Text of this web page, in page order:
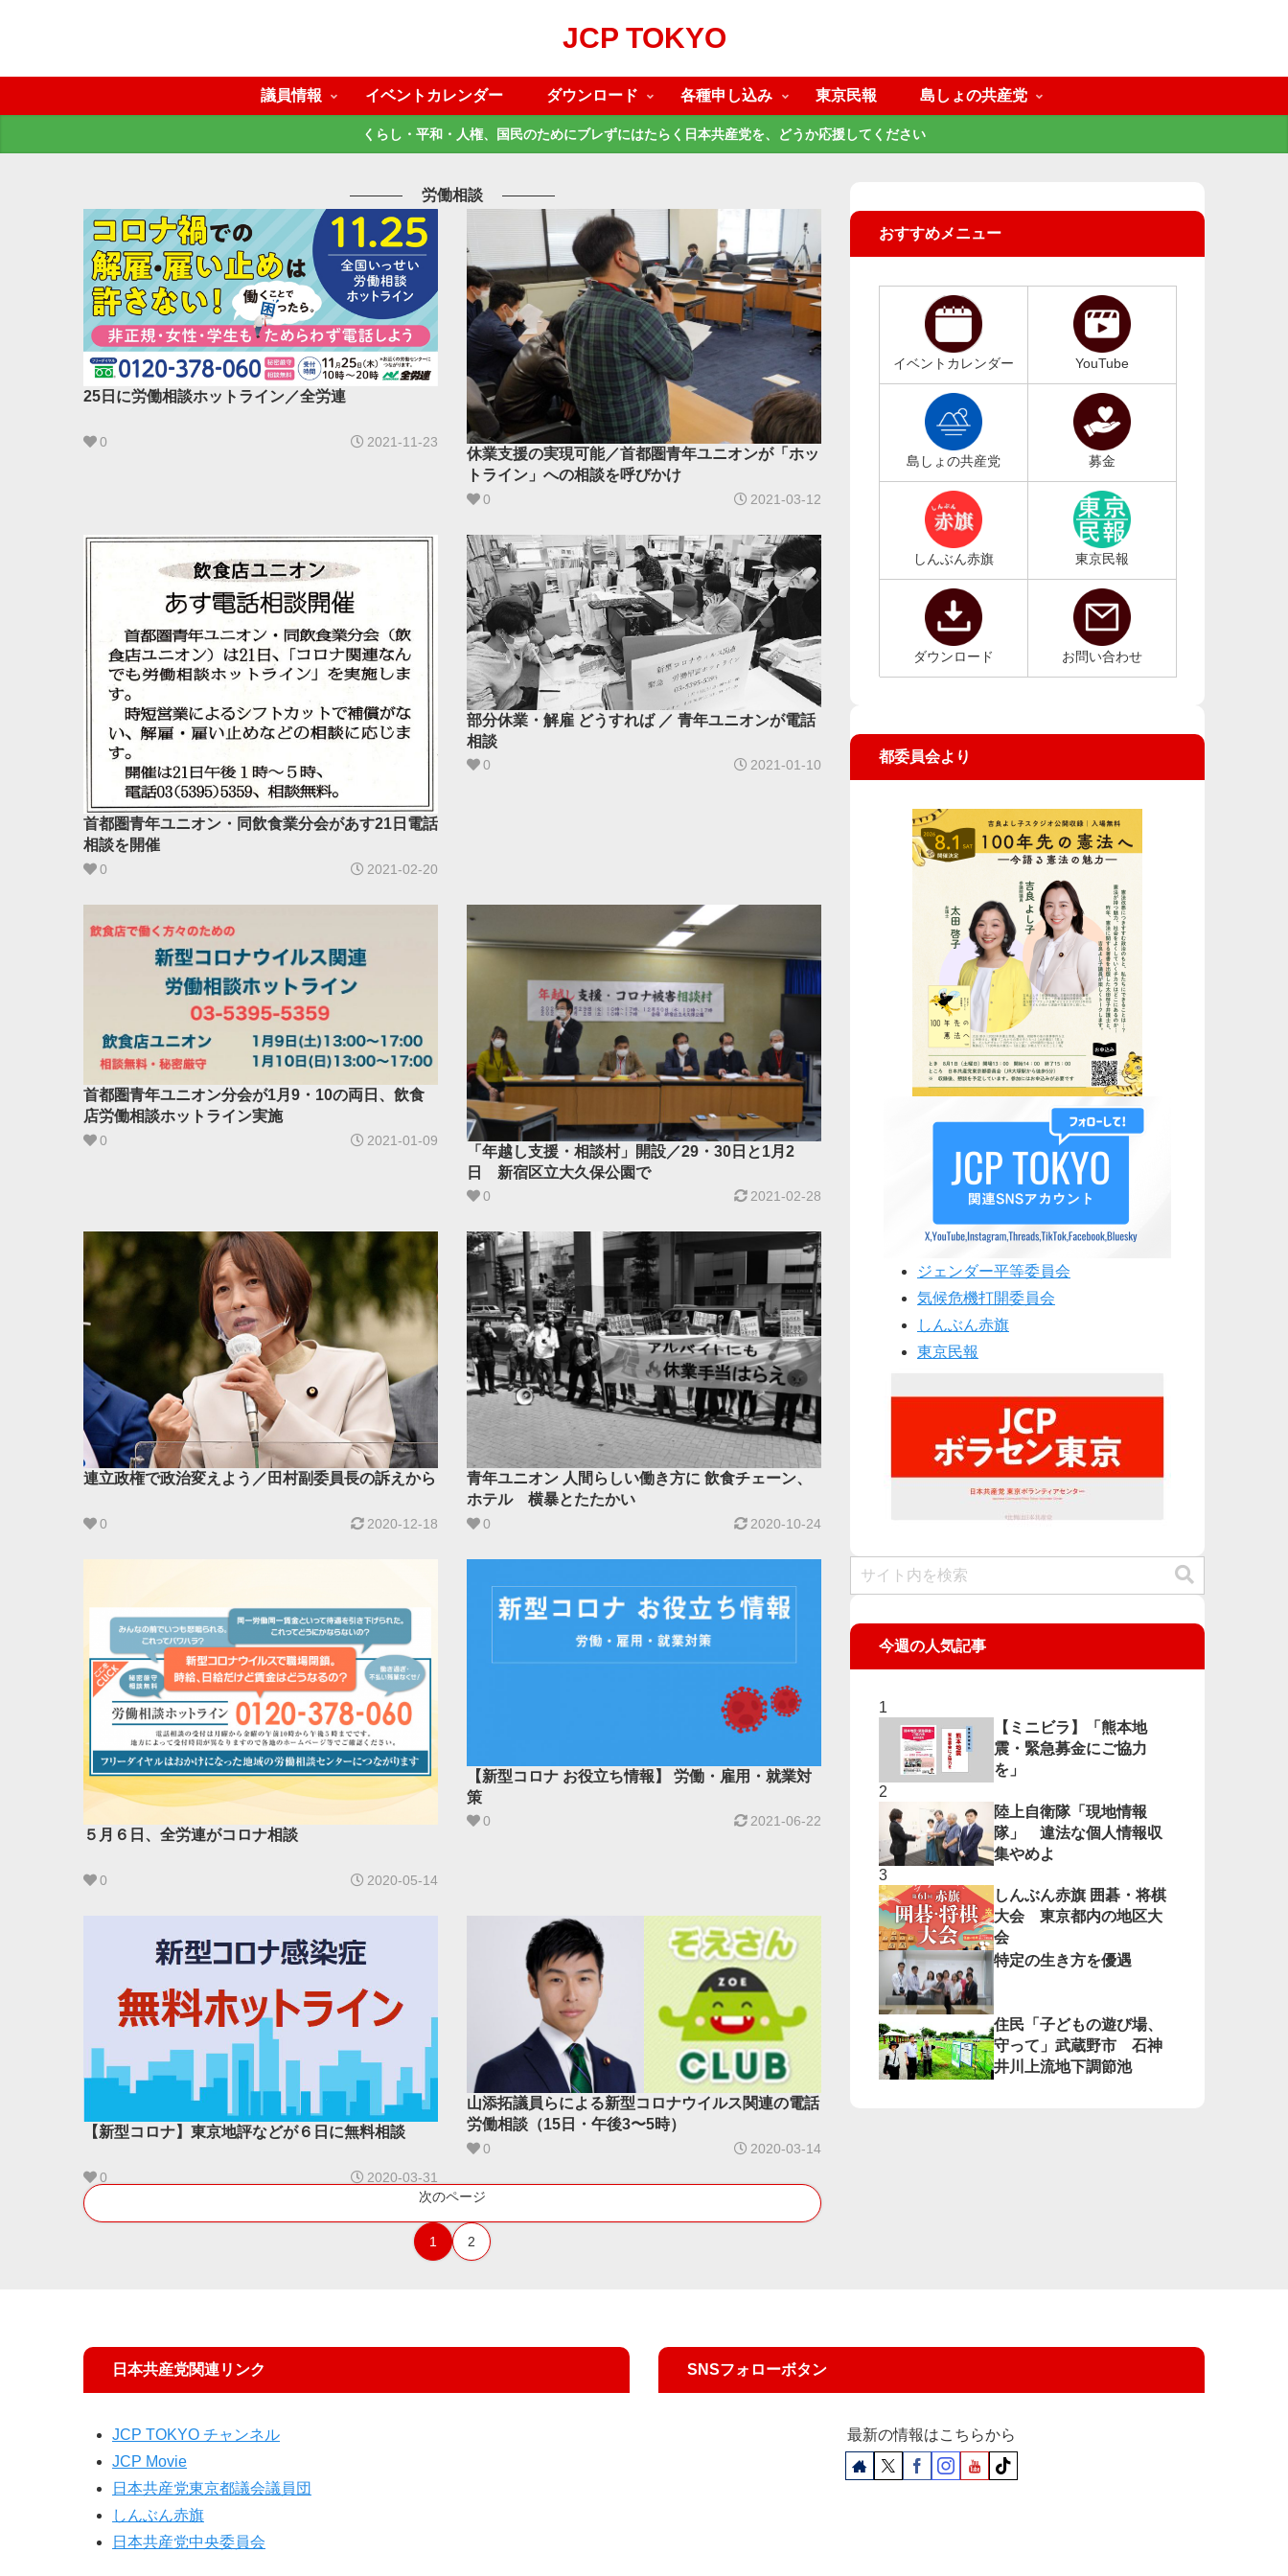
JCP TOKYO
議員情報 イベントカレンダー ダウンロード 各種申し込み 東京民報 島しょの共産党
くらし・平和・人権、国民のためにブレずにはたらく日本共産党を、どうか応援してください
労働相談
25日に労働相談ホットライン／全労連
0 2021-11-23
休業支援の実現可能／首都圏青年ユニオンが「ホッ
トライン」への相談を呼びかけ
0 2021-03-12
首都圏青年ユニオン・同飲食業分会があす21日電話
相談を開催
0 2021-02-20
部分休業・解雇 どうすれば ／ 青年ユニオンが電話
相談
0 2021-01-10
首都圏青年ユニオン分会が1月9・10の両日、飲食
店労働相談ホットライン実施
0 2021-01-09
「年越し支援・相談村」開設／29・30日と1月2
日 新宿区立大久保公園で
0 2021-02-28
連立政権で政治変えよう／田村副委員長の訴えから
0 2020-12-18
青年ユニオン 人間らしい働き方に 飲食チェーン、
ホテル 横暴とたたかい
0 2020-10-24
５月６日、全労連がコロナ相談
0 2020-05-14
【新型コロナ お役立ち情報】 労働・雇用・就業対
策
0 2021-06-22
【新型コロナ】東京地評などが６日に無料相談
0 2020-03-31
山添拓議員らによる新型コロナウイルス関連の電話
労働相談（15日・午後3〜5時）
0 2020-03-14
次のページ
1 2
おすすめメニュー
イベントカレンダー YouTube
島しょの共産党 募金
しんぶん赤旗 東京民報
ダウンロード お問い合わせ
都委員会より
ジェンダー平等委員会
気候危機打開委員会
しんぶん赤旗
東京民報
今週の人気記事
【ミニビラ】「熊本地
震・緊急募金にご協力
を」
陸上自衛隊「現地情報
隊」 違法な個人情報収
集やめよ
しんぶん赤旗 囲碁・将棋
大会 東京都内の地区大
会
特定の生き方を優遇
住民「子どもの遊び場、
守って」武蔵野市 石神
井川上流地下調節池
日本共産党関連リンク
JCP TOKYO チャンネル
JCP Movie
日本共産党東京都議会議員団
しんぶん赤旗
日本共産党中央委員会
SNSフォローボタン
最新の情報はこちらから